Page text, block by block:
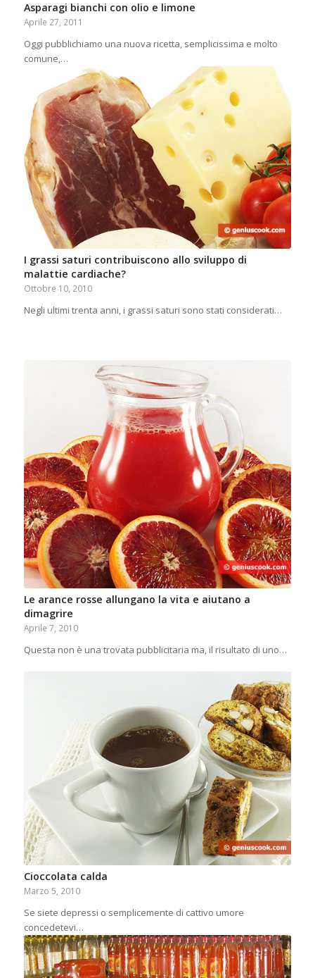
Asparagi bianchi con olio e limone
Aprile 27, 2011
Oggi pubblichiamo una nuova ricetta, semplicissima e molto
comune,…
I grassi saturi contribuiscono allo sviluppo di
malattie cardiache?
Ottobre 10, 2010
Negli ultimi trenta anni, i grassi saturi sono stati considerati…
Le arance rosse allungano la vita e aiutano a
dimagrire
Aprile 7, 2010
Questa non è una trovata pubblicitaria ma, il risultato di uno…
Cioccolata calda
Marzo 5, 2010
Se siete depressi o semplicemente di cattivo umore
concedetevi…